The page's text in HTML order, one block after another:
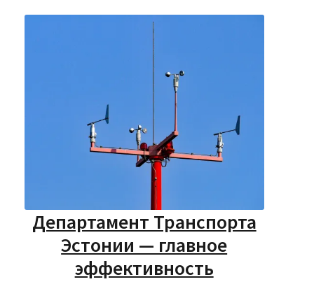
Департамент Транспорта
Эстонии — главное
эффективность